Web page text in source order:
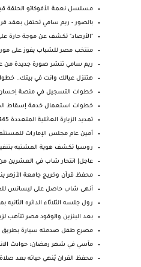
مسلسل نعمة الأفوكاتو الحلقة
بالصور - ريم سامي تحتفل بعقد
"الأرصاد" تكشف عن موجة حارة على
منتخب مصر للشباب يفوز على موريتانيا 2-1 فى
ريم سامي تنشر صورة جديدة من
هتنزل عيالك وانت في بيتك..
خطوات التسجيل في منصة إحسان
خطوات استعمال خدمة إسقاط
تمديد الزيارة العائلية المتعددة 1445، تعرف على الش...
أمين عام مجلس الإمارات
روسيا تكشف هوية المشتبه
عاجل| انتحار شاب في العشرين
محفظ قرآن وخريج جامعة الأزهر
أنهى شاب حاصل على ليسانس
رول جلسه الثلاثاء الدائره الثانيه
بعد البنزين والوقود مصر تتأهب
مصرع طفل صدمته سيارة بطريق
مآسي في شهر رمضان: حوادث
محفظ القران يُنهي حياته بعد